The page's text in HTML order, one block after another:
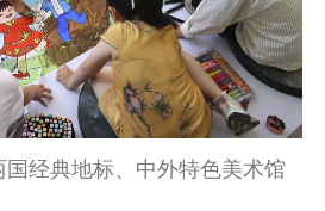
经典地标、中外特色美术馆